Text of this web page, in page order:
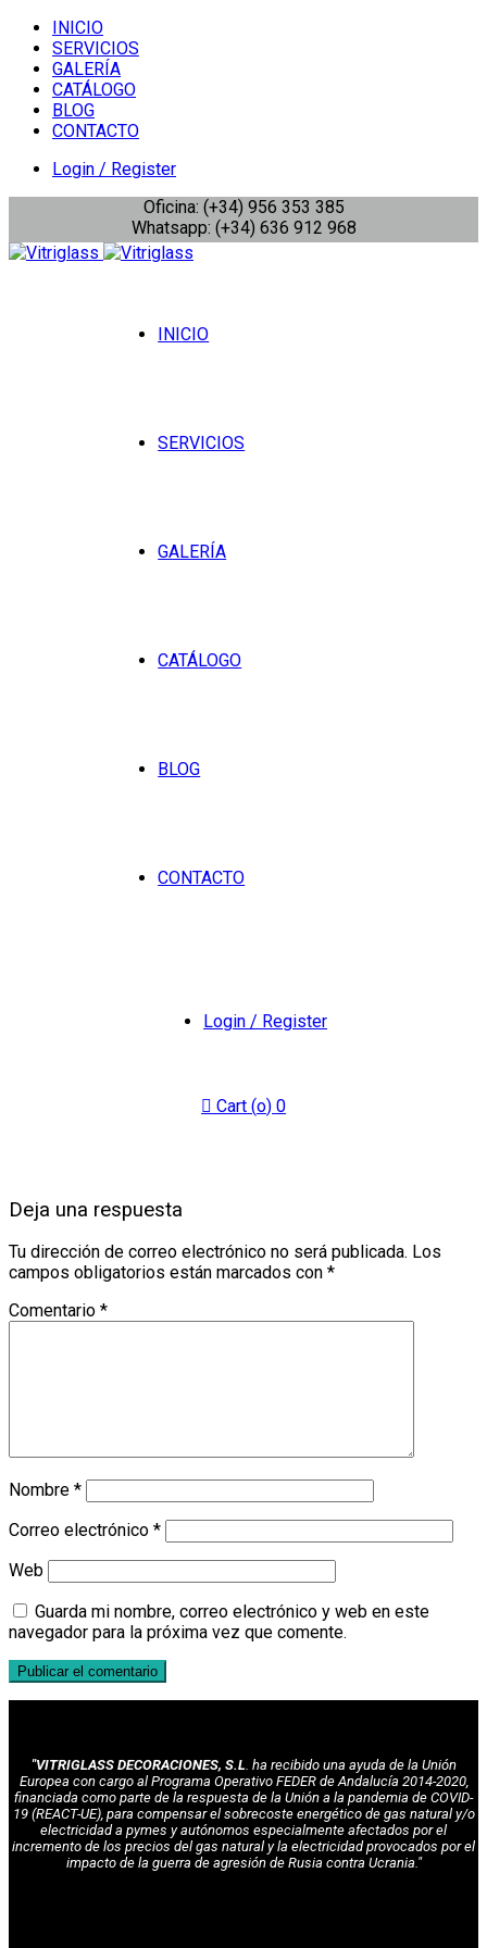
INICIO
SERVICIOS
GALERÍA
CATÁLOGO
BLOG
CONTACTO
Login / Register
Oficina: (+34) 956 353 385
Whatsapp: (+34) 636 912 968
INICIO
SERVICIOS
GALERÍA
CATÁLOGO
BLOG
CONTACTO
Login / Register
Cart (o) 0
Deja una respuesta
Tu dirección de correo electrónico no será publicada. Los
campos obligatorios están marcados con *
Comentario *
Nombre *
Correo electrónico *
Web
Guarda mi nombre, correo electrónico y web en este
navegador para la próxima vez que comente.
"VITRIGLASS DECORACIONES, S.L. ha recibido una ayuda de la Unión
Europea con cargo al Programa Operativo FEDER de Andalucía 2014-2020,
financiada como parte de la respuesta de la Unión a la pandemia de COVID-
19 (REACT-UE), para compensar el sobrecoste energético de gas natural y/o
electricidad a pymes y autónomos especialmente afectados por el
incremento de los precios del gas natural y la electricidad provocados por el
impacto de la guerra de agresión de Rusia contra Ucrania."